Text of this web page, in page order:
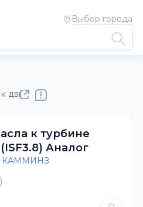
Выбор города
к двигателям КАММИНЗ
к турбине
Аналог
КАММИНЗ